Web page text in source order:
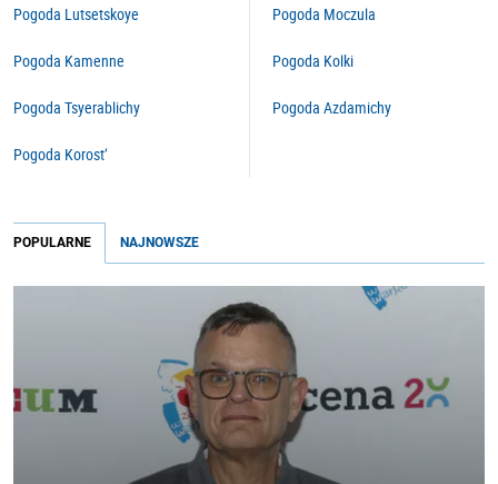
Pogoda Lutsetskoye
Pogoda Kamenne
Pogoda Tsyerablichy
Pogoda Korost’
Pogoda Moczula
Pogoda Kolki
Pogoda Azdamichy
POPULARNE NAJNOWSZE